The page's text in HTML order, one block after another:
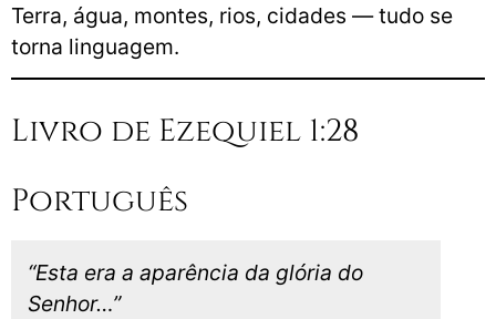
Terra, água, montes, rios, cidades — tudo se
torna linguagem.
Livro de Ezequiel 1:28
Português
“Esta era a aparência da glória do
Senhor…”